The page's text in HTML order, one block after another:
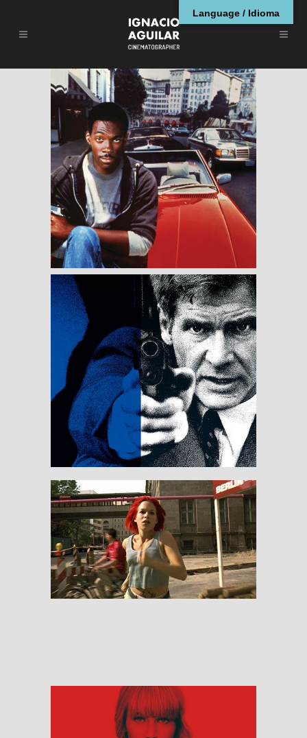
Beverly Hills Cop
RESEÑAS
Patriot Games
RESEÑAS
Lola Rennt
Language / Idioma